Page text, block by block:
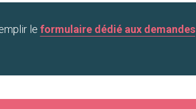
le formulaire dédié aux demandes